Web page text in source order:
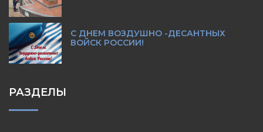
С ДНЕМ ВОЗДУШНО -ДЕСАНТНЫХ
ВОЙСК РОССИИ!
РАЗДЕЛЫ